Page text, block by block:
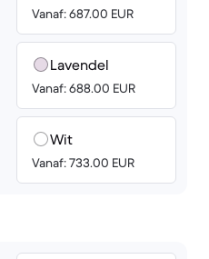
Vanaf: 687.00 EUR
Lavendel
Vanaf: 688.00 EUR
Wit
Vanaf: 733.00 EUR